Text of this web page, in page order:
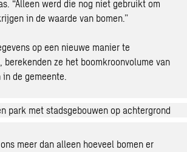
“Alleen werd die nog niet gebruikt om
in de waarde van bomen.”
op een nieuwe manier te
berekenden ze het boomkroonvolume van
de gemeente.
meer dan alleen hoeveel bomen er